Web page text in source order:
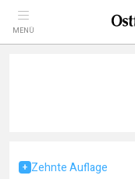
MENÜ
Zehnte Auflage